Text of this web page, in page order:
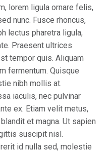
lorem ligula ornare felis,
nunc. Fusce rhoncus,
lectus pharetra ligula,
Praesent ultrices
tempor quis. Aliquam
fermentum. Quisque
nibh mollis at.
iaculis, nec pulvinar
ex. Etiam velit metus,
et magna. Ut sapien
suscipit nisl.
id nulla sed, molestie